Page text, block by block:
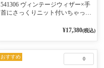
541306 ヴィンテージウィザー×手
首にさっくりニット付いちゃった
¥17,380(税込)
0
おすすめ